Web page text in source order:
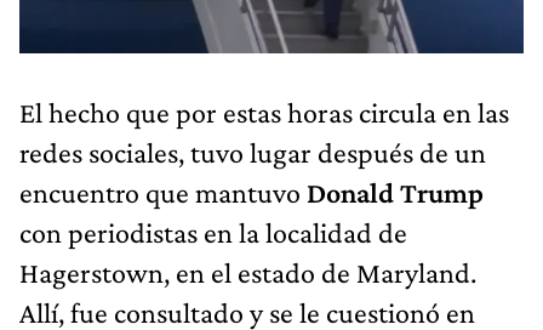
El hecho que por estas horas circula en las
redes sociales, tuvo lugar después de un
encuentro que mantuvo Donald Trump
con periodistas en la localidad de
Hagerstown, en el estado de Maryland.
Allí, fue consultado y se le cuestionó en